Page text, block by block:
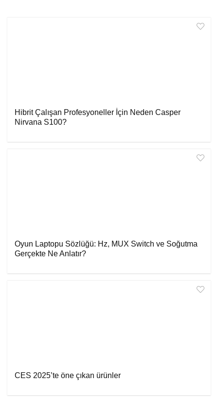
Hibrit Çalışan Profesyoneller İçin Neden Casper
Nirvana S100?
Oyun Laptopu Sözlüğü: Hz, MUX Switch ve Soğutma
Gerçekte Ne Anlatır?
CES 2025’te öne çıkan ürünler